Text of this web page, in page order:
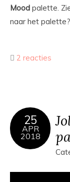
Mood palette.
naar het
2 reacties
25
APR
2018